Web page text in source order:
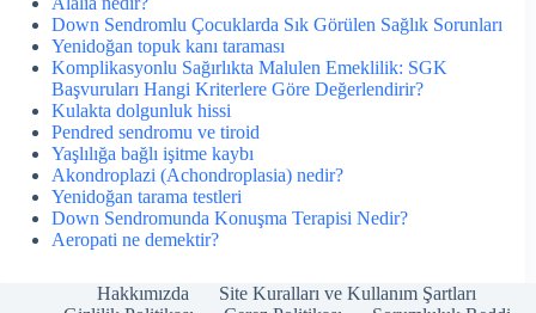
Down Sendromlu Çocuklarda Sık Görülen Sağlık Sorunları
Yenidoğan topuk kanı taraması
Komplikasyonlu Sağırlıkta Malulen Emeklilik: SGK
Başvuruları Hangi Kriterlere Göre Değerlendirir?
Kulakta dolgunluk hissi
Pendred sendromu ve tiroid
Yaşlılığa bağlı işitme kaybı
Akondroplazi (Achondroplasia) nedir?
Yenidoğan tarama testleri
Down Sendromunda Konuşma Terapisi Nedir?
Aeropati ne demektir?
Hakkımızda
Site Kuralları ve Kullanım Şartları